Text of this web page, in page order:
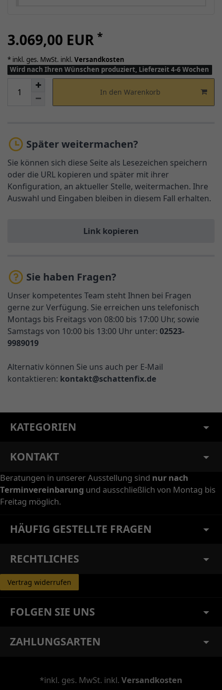
3.069,00 EUR *
* inkl. ges. MwSt. inkl. Versandkosten
Wird nach Ihren Wünschen produziert, Lieferzeit 4-6 Wochen
In den Warenkorb
Später weitermachen?
Sie können sich diese Seite als Lesezeichen speichern
oder die URL kopieren und später mit ihrer
Konfiguration, an aktueller Stelle, weitermachen. Ihre
Auswahl und Eingaben bleiben in diesem Fall erhalten.
Link kopieren
Sie haben Fragen?
Unser kompetentes Team steht Ihnen bei Fragen
gerne zur Verfügung. Sie erreichen uns telefonisch
Montags bis Freitags von 08:00 bis 17:00 Uhr, sowie
Samstags von 10:00 bis 13:00 Uhr unter: 02523-
9989019
Alternativ können Sie uns auch per E-Mail
kontaktieren: kontakt@schattenfix.de
KATEGORIEN
KONTAKT
Beratungen in unserer Ausstellung sind nur nach
Terminvereinbarung und ausschließlich von Montag bis
Freitag möglich.
HÄUFIG GESTELLTE FRAGEN
RECHTLICHES
Vertrag widerrufen
FOLGEN SIE UNS
ZAHLUNGSARTEN
*inkl. ges. MwSt. inkl. Versandkosten